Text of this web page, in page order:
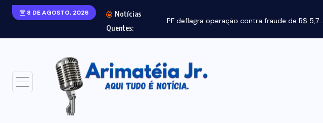
8 DE AGOSTO, 2026
Notícias
Quentes:
PF deflagra operação contra fraude de R$ 5,7...